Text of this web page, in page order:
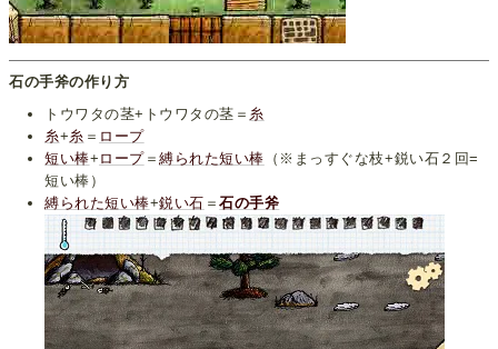
石の手斧の作り方
トウワタの茎+トウワタの茎＝ 糸
糸+糸 ＝ ロープ
短い棒+ ロープ＝縛られた短い棒 （※まっすぐな枝+鋭い石２回=
短い棒）
縛られた短い棒+鋭い石 ＝石の手斧